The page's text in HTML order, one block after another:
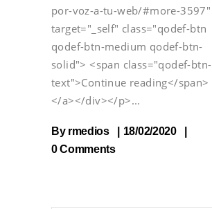
por-voz-a-tu-web/#more-3597"
target="_self" class="qodef-btn
qodef-btn-medium qodef-btn-
solid"> <span class="qodef-btn-
text">Continue reading</span>
</a></div></p>
By rmedios
18/02/2020
0 Comments